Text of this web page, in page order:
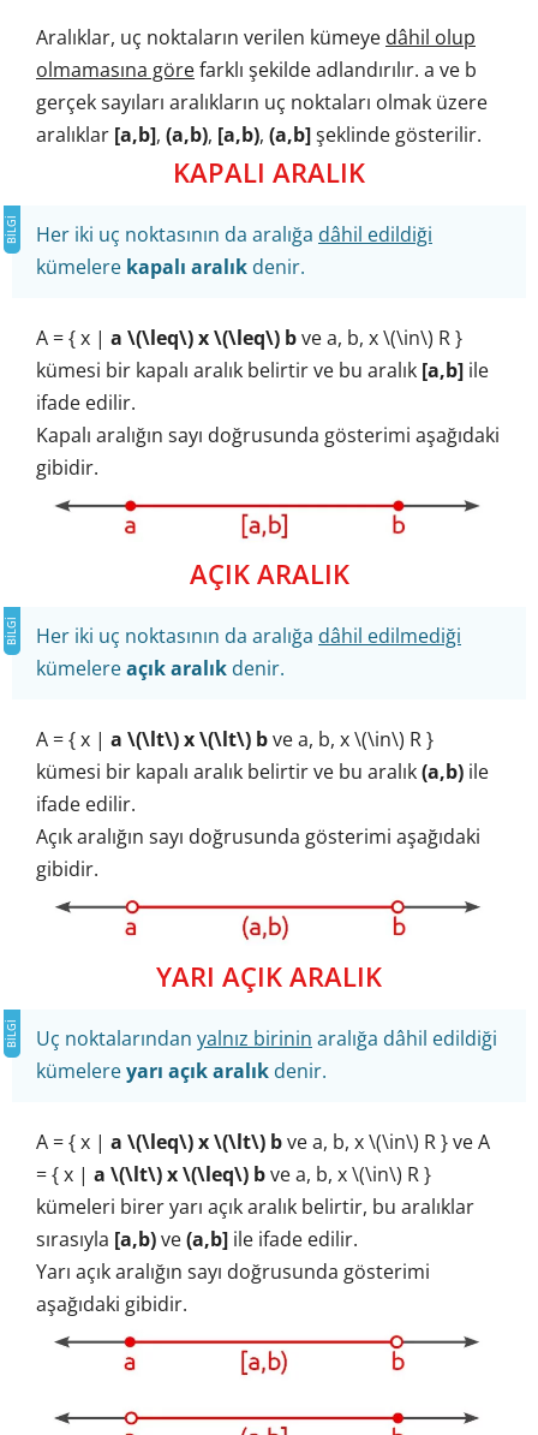
Aralıklar, uç noktaların verilen kümeye dâhil olup
olmamasına görefarklı şekilde adlandırılır. a ve b
gerçek sayıları aralıkların uç noktaları olmak üzere
aralıklar [a,b], (a,b), [a,b), (a,b]şeklinde gösterilir.
KAPALI ARALIK
Her iki uç noktasının da aralığa dâhil edildiği
kümelere kapalı aralık denir.
A = { x | a \(\leq\) x \(\leq\) bve a, b, x \(\in\) R }
kümesi bir kapalı aralık belirtir ve bu aralık [a,b] ile
ifade edilir.
Kapalı aralığın sayı doğrusunda gösterimi aşağıdaki
gibidir.
AÇIK ARALIK
Her iki uç noktasının da aralığa dâhil edilmediği
kümelereaçık aralık denir.
A = { x | a \(\lt\) x \(\lt\) bve a, b, x \(\in\) R }
kümesi bir kapalı aralık belirtir ve bu aralık(a,b) ile
ifade edilir.
Açık aralığın sayı doğrusunda gösterimi aşağıdaki
gibidir.
YARI AÇIK ARALIK
Uç noktalarından yalnız birinin aralığa dâhil edildiği
kümelereyarı açık aralık denir.
A = { x | a \(\leq\) x \(\lt\) bve a, b, x \(\in\) R } ve A
= { x | a \(\lt\) x \(\leq\) bve a, b, x \(\in\) R }
kümeleri birer yarı açık aralık belirtir, bu aralıklar
sırasıyla [a,b)ve(a,b] ile ifade edilir.
Yarı açık aralığın sayı doğrusunda gösterimi
aşağıdaki gibidir.